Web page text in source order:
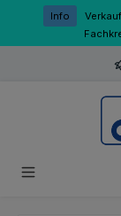
Zum Hauptinhalt
Info